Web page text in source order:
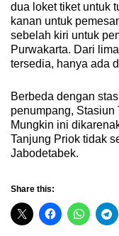
dua loket tiket untuk
kanan untuk
sebelah kiri untuk
Purwakarta. Dari
tersedia, hanya ada
Berbeda dengan
penumpang, Stasiun
Mungkin ini
Tanjung Priok tidak
Jabodetabek.
Share this: